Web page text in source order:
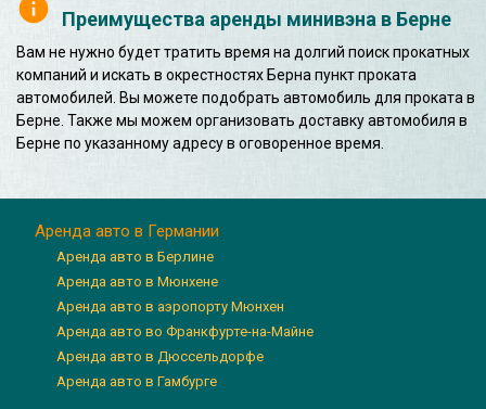
Преимущества аренды минивэна в Берне
Вам не нужно будет тратить время на долгий поиск прокатных
компаний и искать в окрестностях Берна пункт проката
автомобилей. Вы можете подобрать автомобиль для проката в
Берне. Также мы можем организовать доставку автомобиля в
Берне по указанному адресу в оговоренное время.
Аренда авто в Германии
Аренда авто в Берлине
Аренда авто в Мюнхене
Аренда авто в аэропорту Мюнхен
Аренда авто во Франкфурте-на-Майне
Аренда авто в Дюссельдорфе
Аренда авто в Гамбурге